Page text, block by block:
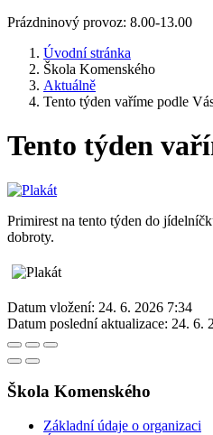
Prázdninový provoz: 8.00-13.00
Úvodní stránka
Škola Komenského
Aktuálně
Tento týden vaříme podle
Tento týden
Primirest na tento týden do
dobroty.
Datum vložení: 24. 6. 2026 7:34
Datum poslední aktualizace: 24. 6.
Škola Komenského
Základní údaje o organizaci